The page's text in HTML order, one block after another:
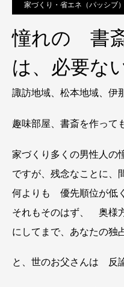
家づくり・省エネ（パッシブ）
憧れの 書
は、必要な
諏訪地域、松本地域、伊
趣味部屋、書斎を作って
家づくり多くの男性人
ですが、残念なことに、
何よりも 優先順位が低
それもそのはず、 奥様
にしてまで、あなたの独
と、世のお父さんは 反